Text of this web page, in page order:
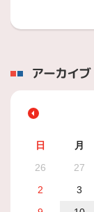
アーカイブ
日 月
26
27
2
3